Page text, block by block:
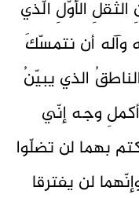
الثقلِ الأوّلِ الّذي
وآله أن نتمسّكَ
الذي يبيّنُ
وجه إنّي
بهما لن تضلّوا
لن يفترقا